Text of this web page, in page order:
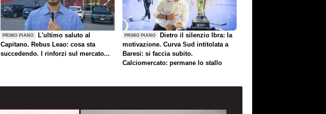
PRIMO PIANO
L'ultimo saluto al
Capitano. Rebus Leao: cosa sta
succedendo. I rinforzi sul mercato...
PRIMO PIANO
Dietro il silenzio Ibra: la
motivazione. Curva Sud intitolata a
Baresi: si faccia subito.
Calciomercato: permane lo stallo